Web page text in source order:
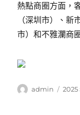
熱點商圈方面，
（深圳市）、新
市）和不雅瀾商
作
admin
發
2025